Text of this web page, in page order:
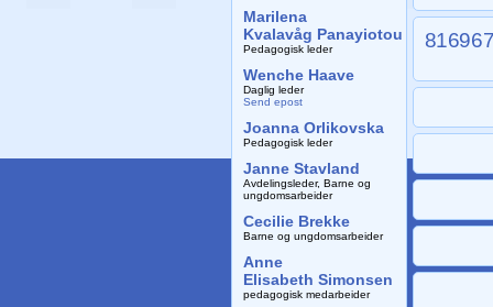
Marilena
Kvalavåg Panayiotou
Pedagogisk leder
Wenche Haave
Daglig leder
Send epost
Joanna Orlikovska
Pedagogisk leder
Janne Stavland
Avdelingsleder, Barne og
ungdomsarbeider
Cecilie Brekke
Barne og ungdomsarbeider
Anne
Elisabeth Simonsen
pedagogisk medarbeider